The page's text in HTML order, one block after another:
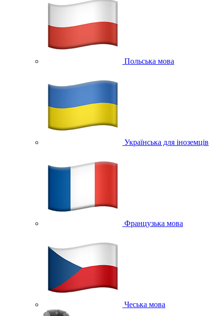
Польська мова
Українська для іноземців
Французька мова
Чеська мова